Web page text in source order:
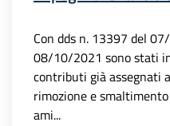
Con dds n. 13397 del
08/10/2021 sono stati
contributi già assegnati
rimozione e
ami...